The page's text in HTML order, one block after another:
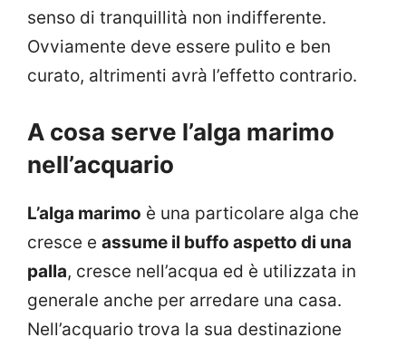
senso di tranquillità non indifferente.
Ovviamente deve essere pulito e ben
curato, altrimenti avrà l’effetto contrario.
A cosa serve l’alga marimo
nell’acquario
L’alga marimo è una particolare alga che
cresce e assume il buffo aspetto di una
palla, cresce nell’acqua ed è utilizzata in
generale anche per arredare una casa.
Nell’acquario trova la sua destinazione